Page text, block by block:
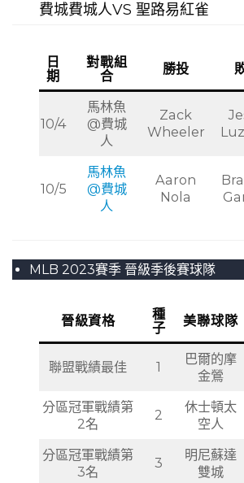
費城費城人VS 聖路易紅雀
日
期
對戰組
合
勝投
10/4
馬林魚
@費城
人
Zack
Wheeler
10/5
馬林魚
@費城
人
Aaron
Nola
MLB 2023賽季 晉級季後賽球隊
晉級資格
種
子
美聯球隊
聯盟戰績最佳 1
巴爾的摩
金鶯
分區冠軍戰績第
2名
2
休士頓太
空人
分區冠軍戰績第
3名
3
明尼蘇達
雙城